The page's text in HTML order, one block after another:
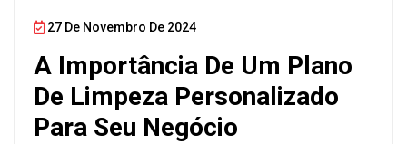
27 De Novembro De 2024
A Importância De Um Plano
De Limpeza Personalizado
Para Seu Negócio